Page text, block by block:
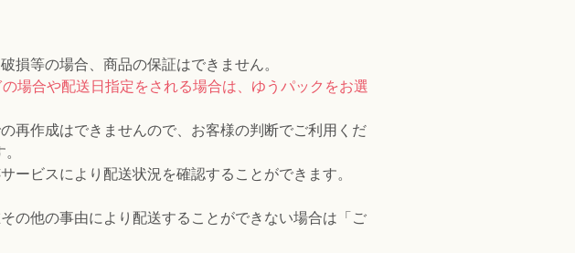
損等の場合、商品の保証はできません。
場合や配送日指定をされる場合は、ゆうパックをお選
再作成はできませんので、お客様の判断でご利用くだ
ービスにより配送状況を確認することができます。
の他の事由により配送することができない場合は「ご